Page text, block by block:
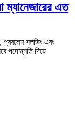
ম্যানেজারের এত
প্রবলেম সলভিং এবং
পদোন্নতি দিয়ে